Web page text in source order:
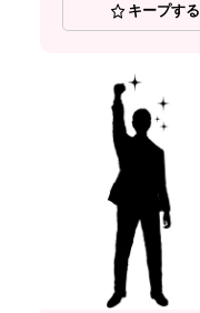
キープする